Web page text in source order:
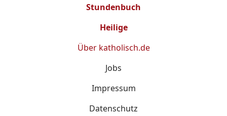
Stundenbuch
Heilige
Über katholisch.de
Jobs
Impressum
Datenschutz